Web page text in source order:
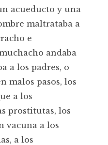
acueducto y una
maltrataba a
e
andaba
a los padres, o
malos pasos, los
a los
prostitutas, los
vacuna a los
a los